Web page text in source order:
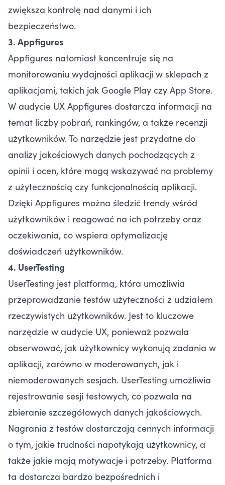
zwiększa kontrolę nad danymi i ich
bezpieczeństwo.
3. Appfigures
Appfigures natomiast koncentruje się na
monitorowaniu wydajności aplikacji w sklepach z
aplikacjami, takich jak Google Play czy App Store.
W audycie UX Appfigures dostarcza informacji na
temat liczby pobrań, rankingów, a także recenzji
użytkowników. To narzędzie jest przydatne do
analizy jakościowych danych pochodzących z
opinii i ocen, które mogą wskazywać na problemy
z użytecznością czy funkcjonalnością aplikacji.
Dzięki Appfigures można śledzić trendy wśród
użytkowników i reagować na ich potrzeby oraz
oczekiwania, co wspiera optymalizację
doświadczeń użytkowników.
4. UserTesting
UserTesting jest platformą, która umożliwia
przeprowadzanie testów użyteczności z udziałem
rzeczywistych użytkowników. Jest to kluczowe
narzędzie w audycie UX, ponieważ pozwala
obserwować, jak użytkownicy wykonują zadania w
aplikacji, zarówno w moderowanych, jak i
niemoderowanych sesjach. UserTesting umożliwia
rejestrowanie sesji testowych, co pozwala na
zbieranie szczegółowych danych jakościowych.
Nagrania z testów dostarczają cennych informacji
o tym, jakie trudności napotykają użytkownicy, a
także jakie mają motywacje i potrzeby. Platforma
ta dostarcza bardzo bezpośrednich i